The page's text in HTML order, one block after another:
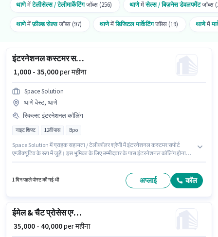
थाणेमेंटेलीसेल्स / टेलीमार्केटिंगजॉब्स (256) थाणेमेंसेल्स / बिज़नेस डेवलपमेंटजॉब्स
थाणेमेंफ़ील्ड सेल्सजॉब्स (97) थाणेमेंडिजिटल मार्केटिंगजॉब्स (19) थाणेमें
इंटरनेशनल कस्टमर सपोर्ट एग्जीक्यूटिव
₹ 1,000 - 35,000per महीना
Space Solution
थाणे वेस्ट, थाणे
स्किल्स: इंटरनेशनल कॉलिंग
नाइट शिफ्ट 12वीं पास Bpo
Space Solution में ग्राहक सहायता / टेलीकॉलर श्रेणी में इंटरनेशनल कस्टमर सपोर्ट
एग्जीक्यूटिव के रूप में जुड़ें। इस भूमिका के लिए उम्मीदवार के पास इंटरनेशनल कॉलिंग होना
मेडिकल बेनिफिट्स पद और कंपनी की नीतियों के अनुसार दिए जा सकते हैं।
1 दिन पहले पोस्ट की गई थी अप्लाई कॉल
ईमेल & चैट प्रोसेस एग्जीक्यूटिव
₹ 35,000 - 40,000per महीना